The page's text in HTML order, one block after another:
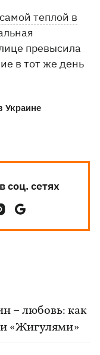
теплой в
превысила
в тот же день
Украине
соц. сетях
– любовь: как
«Жигулями»